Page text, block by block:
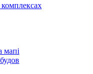
мапі